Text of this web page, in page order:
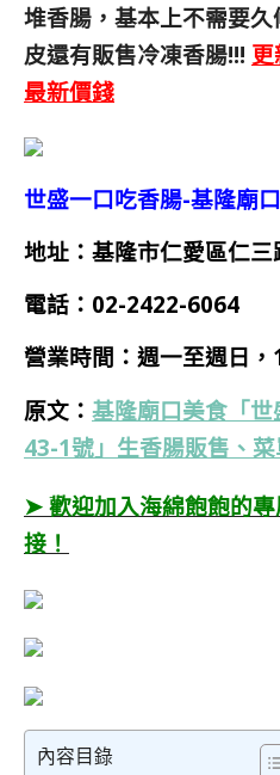
堆香腸，基本上不需要
皮還有販售冷凍香腸!!!
最新價錢
世盛一口吃香腸-基隆廟
地址：基隆市仁愛區仁
電話： 02-2422-6064
營業時間： 週一至週日
原文： 基隆廟口美食「
43-1號」生香腸販售、
➤ 歡迎加入海綿飽飽的
接！
內容目錄